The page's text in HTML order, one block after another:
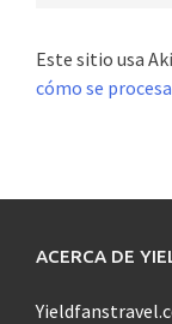
Este sitio usa
cómo se
ACERCA DE